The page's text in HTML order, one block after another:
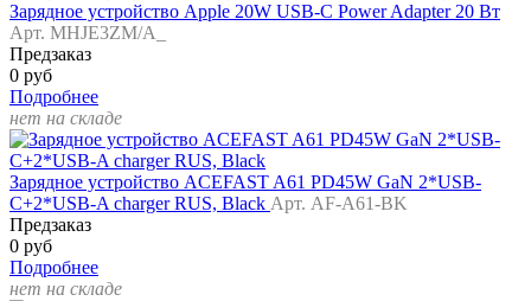
Зарядное устройство Apple 20W USB-C Power Adapter 20 Вт
Арт. MHJE3ZM/A_
Предзаказ
0 руб
Подробнее
нет на складе
Зарядное устройство ACEFAST A61 PD45W GaN 2*USB-
C+2*USB-A charger RUS, Black Арт. AF-A61-BK
Предзаказ
0 руб
Подробнее
нет на складе